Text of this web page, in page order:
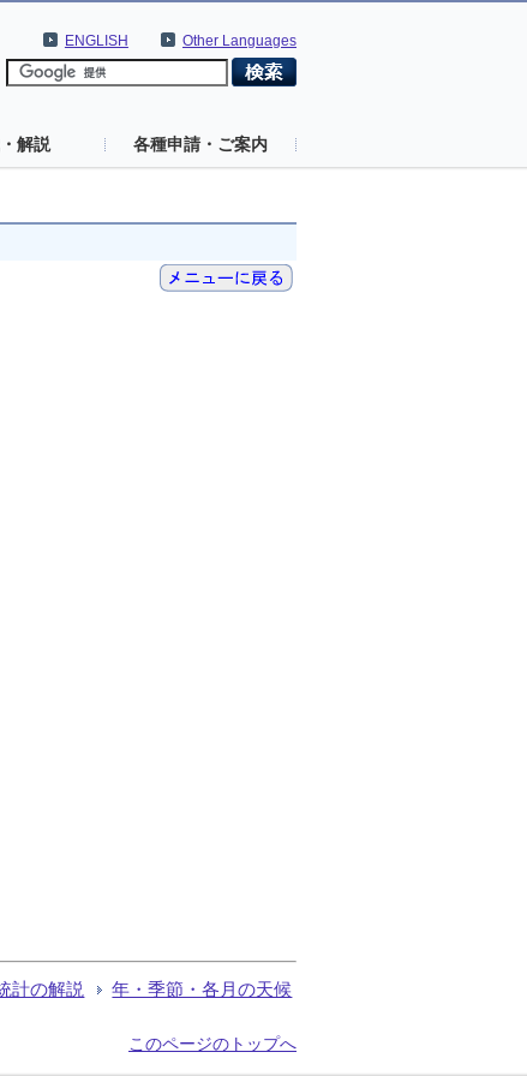
Other Languages
ENGLISH
解説 各種申請・ご案内
計の解説 年・季節・各月の天候
このページのトップへ